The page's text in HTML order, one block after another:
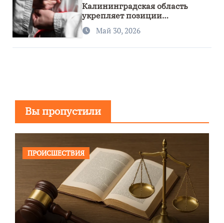
Калининградская область
укрепляет позиции
спортивного региона
Май 30, 2026
Вы пропустили
ПРОИСШЕСТВИЯ